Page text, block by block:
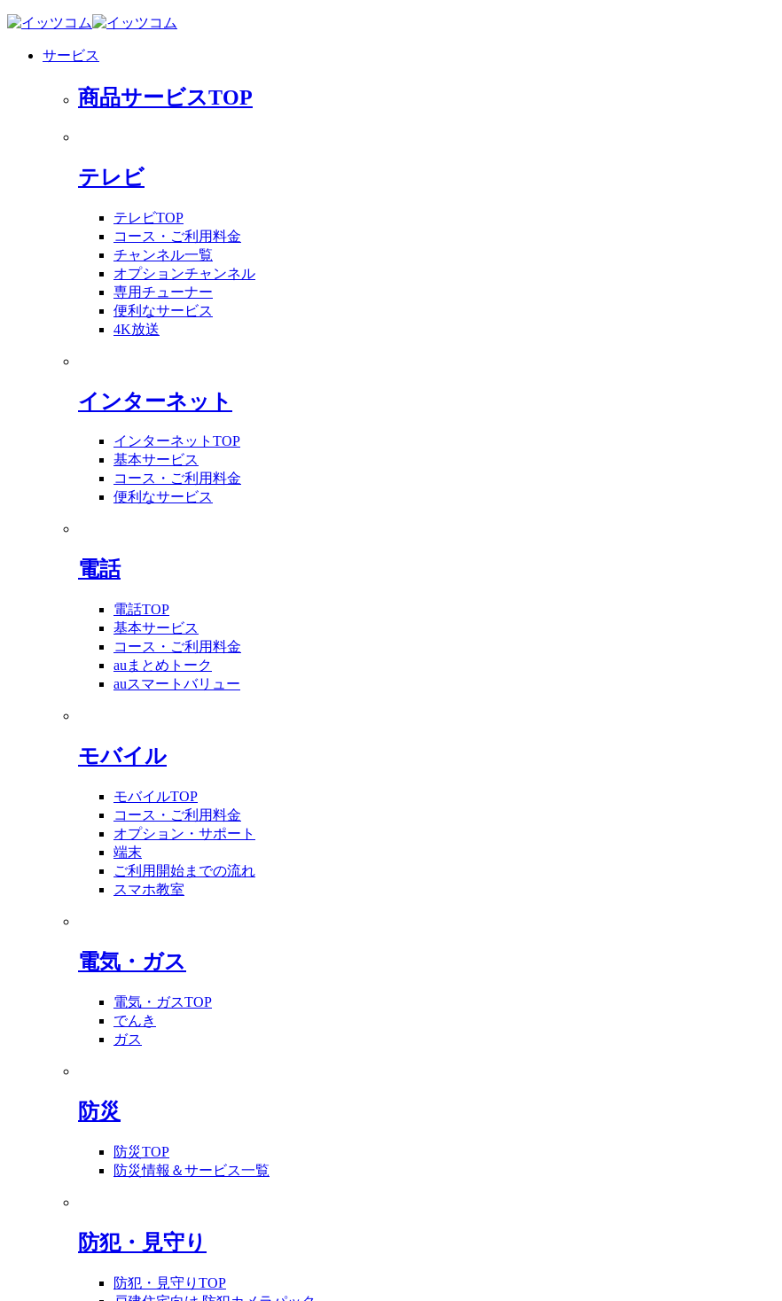
サービス
商品サービスTOP
テレビ
テレビTOP
コース・ご利用料金
チャンネル一覧
オプションチャンネル
専用チューナー
便利なサービス
4K放送
インターネット
インターネットTOP
基本サービス
コース・ご利用料金
便利なサービス
電話
電話TOP
基本サービス
コース・ご利用料金
auまとめトーク
auスマートバリュー
モバイル
モバイルTOP
コース・ご利用料金
オプション・サポート
端末
ご利用開始までの流れ
スマホ教室
電気・ガス
電気・ガスTOP
でんき
ガス
防災
防災TOP
防災情報＆サービス一覧
防犯・見守り
防犯・見守りTOP